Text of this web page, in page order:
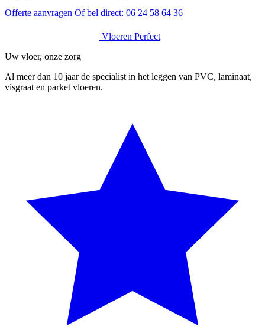
Offerte aanvragen Of bel direct: 06 24 58 64 36
Vloeren Perfect
Uw vloer, onze zorg
Al meer dan 10 jaar de specialist in het leggen van PVC, laminaat,
visgraat en parket vloeren.